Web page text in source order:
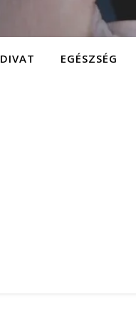
DIVAT EGÉSZSÉG